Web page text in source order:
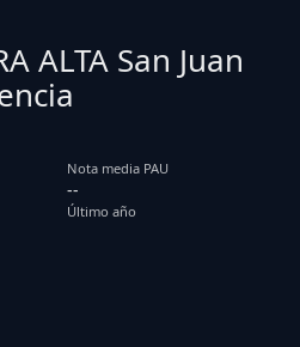
ALTA San Juan
Nota media PAU
--
Último año